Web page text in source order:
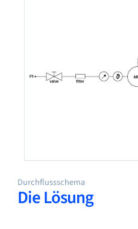
Die Lösung
Durchflussschema